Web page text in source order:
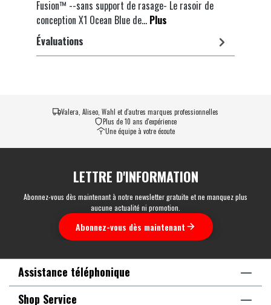
Fusion™ --sans support de rasage- Le rasoir de
conception X1 Ocean Blue de… Plus
Évaluations
Valera, Aliseo, Wahl et d'autres marques professionnelles
Plus de 10 ans d'expérience
Une équipe à votre écoute
LETTRE D'INFORMATION
Abonnez-vous dès maintenant à notre newsletter gratuite et ne manquez plus
aucune actualité ni promotion.
Abonnez-vous dès maintenant
Assistance téléphonique
Shop Service